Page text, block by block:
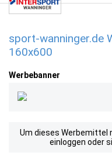
sport-wanninger.de
160x600
Werbebanner
Um dieses Werbemittel
einloggen oder